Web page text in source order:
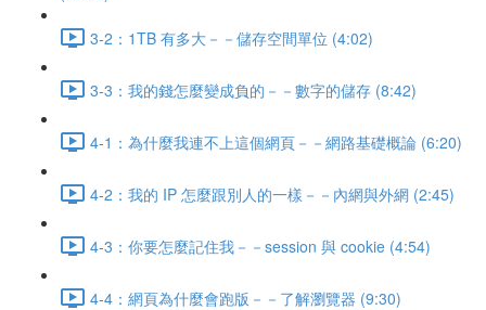
3-2：1TB 有多大－－儲存空間單位 (4:02)
3-3：我的錢怎麼變成負的－－數字的儲存 (8:42)
4-1：為什麼我連不上這個網頁－－網路基礎概論 (6:20)
4-2：我的 IP 怎麼跟別人的一樣－－內網與外網 (2:45)
4-3：你要怎麼記住我－－session 與 cookie (4:54)
4-4：網頁為什麼會跑版－－了解瀏覽器 (9:30)